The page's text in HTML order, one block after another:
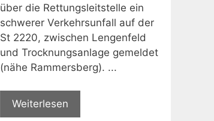
über die Rettungsleitstelle ein
schwerer Verkehrsunfall auf der
St 2220, zwischen Lengenfeld
und Trocknungsanlage gemeldet
(nähe Rammersberg). ...
Weiterlesen